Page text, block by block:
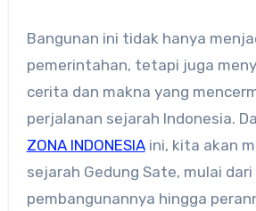
Bangunan ini tidak hanya
pemerintahan, tetapi juga
cerita dan makna yang
perjalanan sejarah Indonesia.
ZONA INDONESIAini, kita akan
sejarah Gedung Sate, mulai
pembangunannya hingga